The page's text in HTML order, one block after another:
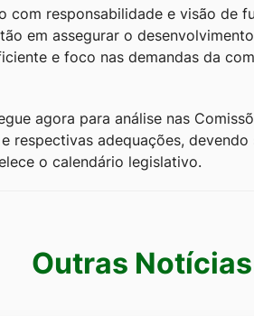
com responsabilidade e visão de
em assegurar o
e foco nas demandas da
agora para análise nas
respectivas adequações,
o calendário legislativo.
Outras Notícias